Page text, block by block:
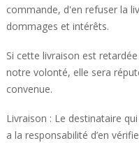
commande, d'en refuser la
dommages et intérêts.
Si cette livraison est
notre volonté, elle sera
convenue.
Livraison : Le destinataire
a la responsabilité d’en